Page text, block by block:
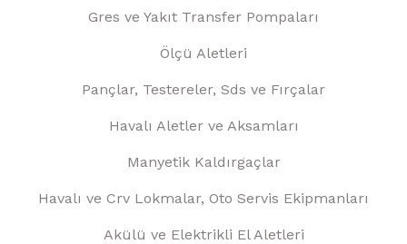
Gres ve Yakıt Transfer Pompaları
Ölçü Aletleri
Pançlar, Testereler, Sds ve Fırçalar
Havalı Aletler ve Aksamları
Manyetik Kaldırgaçlar
Havalı ve Crv Lokmalar, Oto Servis Ekipmanları
Akülü ve Elektrikli El Aletleri